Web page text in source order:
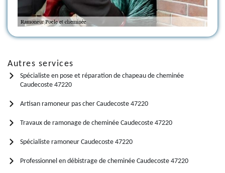
Autres services
Spécialiste en pose et réparation de chapeau de cheminée
Caudecoste 47220
Artisan ramoneur pas cher Caudecoste 47220
Travaux de ramonage de cheminée Caudecoste 47220
Spécialiste ramoneur Caudecoste 47220
Professionnel en débistrage de cheminée Caudecoste 47220